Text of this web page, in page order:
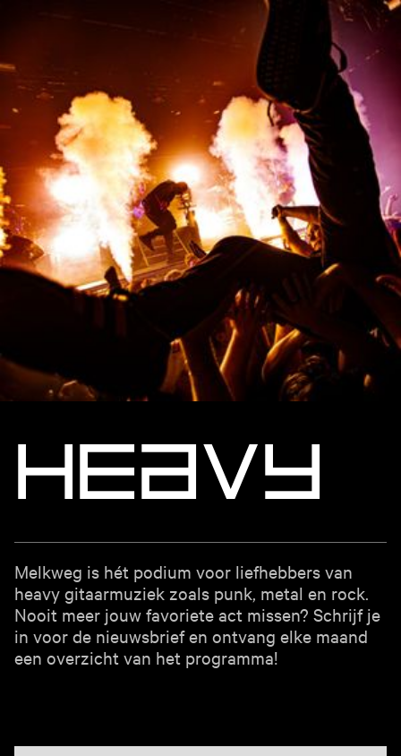
Heavy
Melkweg is hét podium voor liefhebbers van
heavy gitaarmuziek zoals punk, metal en rock.
Nooit meer jouw favoriete act missen? Schrijf je
in voor de nieuwsbrief en ontvang elke maand
een overzicht van het programma!